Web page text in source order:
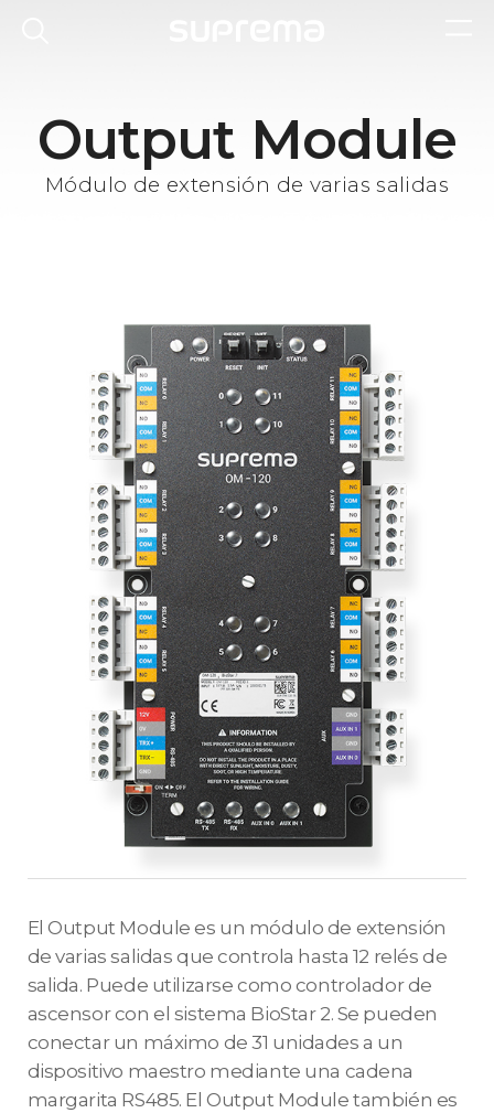
Output Module
Módulo de extensión de varias salidas
El Output Module es un módulo de extensión
de varias salidas que controla hasta 12 relés de
salida. Puede utilizarse como controlador de
ascensor con el sistema BioStar 2. Se pueden
conectar un máximo de 31 unidades a un
dispositivo maestro mediante una cadena
margarita RS485. El Output Module también es